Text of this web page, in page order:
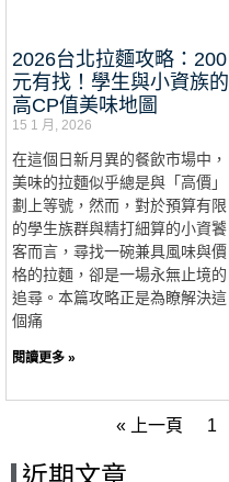
2026台北拉麵攻略：200
元有找！學生與小資族的
高CP值美味地圖
15 1 月, 2026
在這個日新月異的餐飲市場中，
美味的拉麵似乎總是與「高價」
劃上等號，然而，對於預算有限
的學生族群與精打細算的小資饕
客而言，尋找一碗兼具風味與價
格的拉麵，卻是一場永無止境的
追尋。本篇攻略正是為瞭解決這
個痛
閱讀更多 »
« 上一頁 1
近期文章